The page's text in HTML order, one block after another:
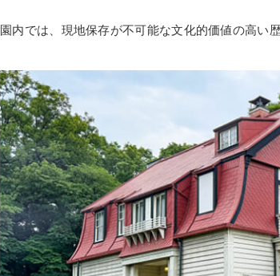
園内では、現地保存が不可能な文化的価値の高い